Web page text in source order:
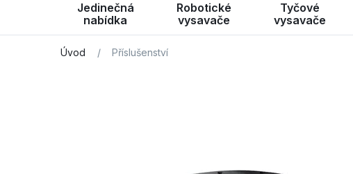
Jedinečná
nabídka
Robotické
vysavače
Tyčové
vysavače
Úvod / Příslušenství